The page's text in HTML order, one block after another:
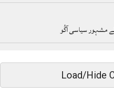
مشہور سیاسی آگُو
Load/Hide